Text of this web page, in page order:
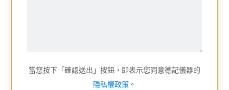
當您按下「確認送出」按鈕，即表示您同意德記儀器的
隱私權政策 。